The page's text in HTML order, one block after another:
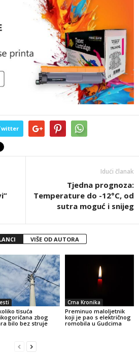
Idući članak
Tjedna prognoza:
Temperature do -12°C, od
sutra moguć i snijeg
VIŠE OD AUTORA
tisuća
zbog
bilo bez struje
Crna Kronika
Preminuo maloljetnik
koji je pao s električnog
romobila u Gudcima